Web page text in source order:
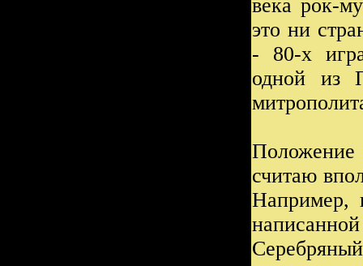
века рок-
это ни
- 80-х
одной из
считаю
Например,